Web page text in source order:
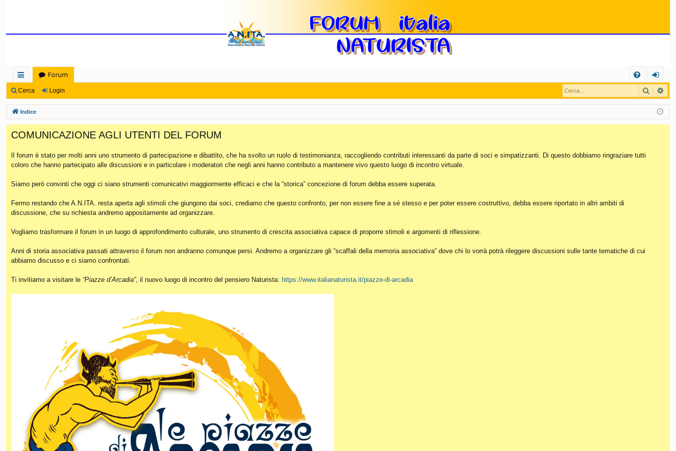
oll
eg
a
m
en
ti
Ra
di
Forum
Q
og
in
Cerca Login Cerca
Indice
COMUNICAZIONE AGLI UTENTI DEL FORUM
Il forum è stato per molti anni uno strumento di partecipazione e dibattito, che ha svolto un ruolo di testimonianza, raccogliendo contributi interessanti da parte di soci e simpatizzanti. Di questo dobbiamo ringraziare tutti
coloro che hanno partecipato alle discussioni e in particolare i moderatori che negli anni hanno contributo a mantenere vivo questo luogo di incontro virtuale.
Siamo però convinti che oggi ci siano strumenti comunicativi maggiormente efficaci e che la “storica” concezione di forum debba essere superata.
Fermo restando che A.N.ITA. resta aperta agli stimoli che giungono dai soci, crediamo che questo confronto, per non essere fine a sé stesso e per poter essere costruttivo, debba essere riportato in altri ambiti di
discussione, che su richiesta andremo appositamente ad organizzare.
Vogliamo trasformare il forum in un luogo di approfondimento culturale, uno strumento di crescita associativa capace di proporre stimoli e argomenti di riflessione.
Anni di storia associativa passati attraverso il forum non andranno comunque persi. Andremo a organizzare gli “scaffali della memoria associativa” dove chi lo vorrà potrà rileggere discussioni sulle tante tematiche di cui
abbiamo discusso e ci siamo confrontati.
Ti invitiamo a visitare le “Piazze d’Arcadia”, il nuovo luogo di incontro del pensiero Naturista: https://www.italianaturista.it/piazze-di-arcadia